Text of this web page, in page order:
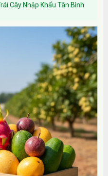
Cây Nhập Khẩu Tân Bình